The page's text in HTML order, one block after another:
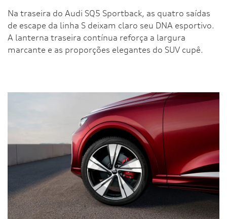
Na traseira do Audi SQ5 Sportback, as quatro saídas
de escape da linha S deixam claro seu DNA esportivo.
A lanterna traseira contínua reforça a largura
marcante e as proporções elegantes do SUV cupê.